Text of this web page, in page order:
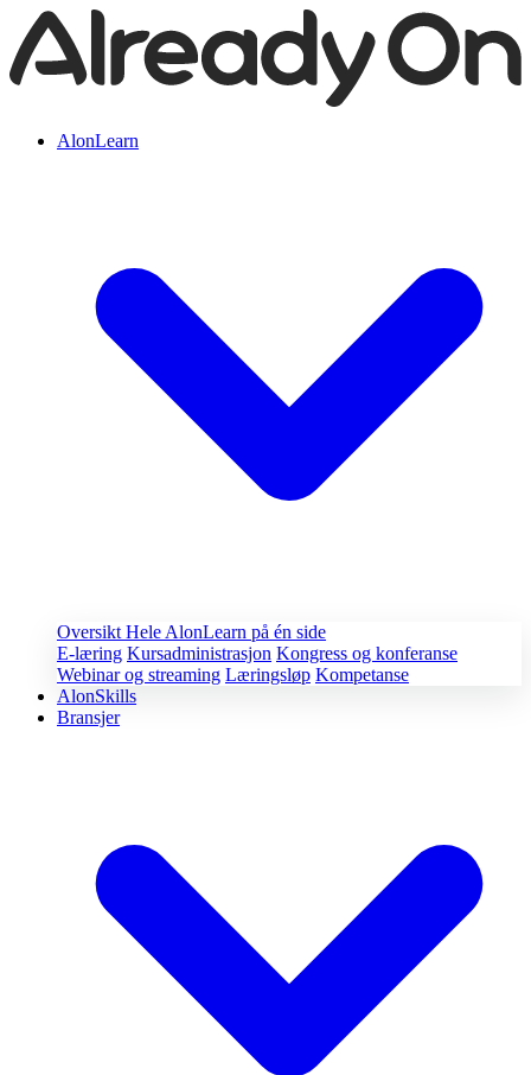
AlonLearn
Oversikt Hele AlonLearn på én side
E-læring Kursadministrasjon Kongress og konferanse
Webinar og streaming Læringsløp Kompetanse
AlonSkills
Bransjer